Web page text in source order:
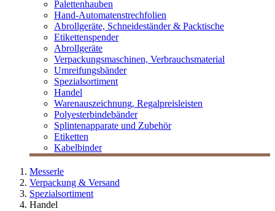
Palettenhauben
Hand-Automatenstrechfolien
Abrollgeräte, Schneideständer & Packtische
Etikettenspender
Abrollgeräte
Verpackungsmaschinen, Verbrauchsmaterial
Umreifungsbänder
Spezialsortiment
Handel
Warenauszeichnung, Regalpreisleisten
Polyesterbindebänder
Splintenapparate und Zubehör
Etiketten
Kabelbinder
Messerle
Verpackung & Versand
Spezialsortiment
Handel